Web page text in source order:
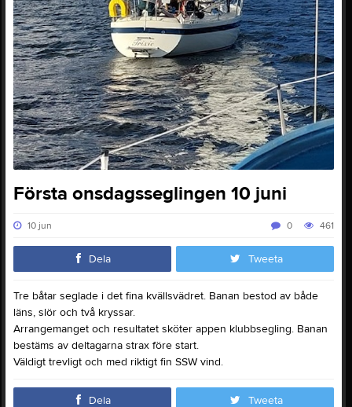
Första onsdagsseglingen 10 juni
10 jun 461
0
Dela Tweeta
Tre båtar seglade i det fina kvällsvädret. Banan bestod av både
läns, slör och två kryssar.
Arrangemanget och resultatet sköter appen klubbsegling. Banan
bestäms av deltagarna strax före start.
Väldigt trevligt och med riktigt fin SSW vind.
Dela Tweeta